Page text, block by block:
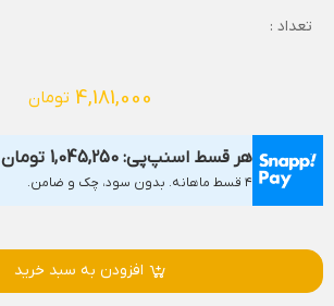
تعداد :
4,181,000 تومان
هر قسط اسنپ‌پی: 1,045,250 تومان
۴ قسط ماهانه. بدون سود، چک و ضامن.
افزودن به سبد خرید